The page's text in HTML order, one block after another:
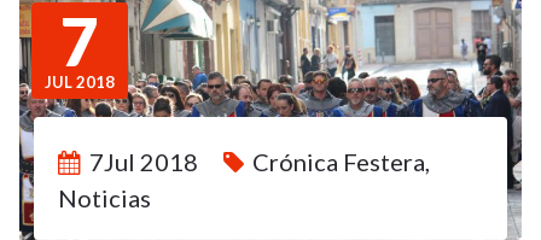
7
JUL 2018
7Jul 2018 Crónica Festera,
Noticias